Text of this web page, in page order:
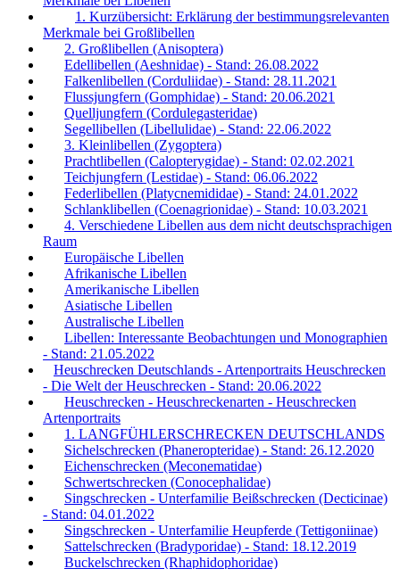
1. Kurzübersicht: Erklärung der bestimmungsrelevanten
Merkmale bei Großlibellen
2. Großlibellen (Anisoptera)
Edellibellen (Aeshnidae) - Stand: 26.08.2022
Falkenlibellen (Corduliidae) - Stand: 28.11.2021
Flussjungfern (Gomphidae) - Stand: 20.06.2021
Quelljungfern (Cordulegasteridae)
Segellibellen (Libellulidae) - Stand: 22.06.2022
3. Kleinlibellen (Zygoptera)
Prachtlibellen (Calopterygidae) - Stand: 02.02.2021
Teichjungfern (Lestidae) - Stand: 06.06.2022
Federlibellen (Platycnemididae) - Stand: 24.01.2022
Schlanklibellen (Coenagrionidae) - Stand: 10.03.2021
4. Verschiedene Libellen aus dem nicht deutschsprachigen
Raum
Europäische Libellen
Afrikanische Libellen
Amerikanische Libellen
Asiatische Libellen
Australische Libellen
Libellen: Interessante Beobachtungen und Monographien
- Stand: 21.05.2022
Heuschrecken Deutschlands - Artenportraits Heuschrecken
- Die Welt der Heuschrecken - Stand: 20.06.2022
Heuschrecken - Heuschreckenarten - Heuschrecken
Artenportraits
1. LANGFÜHLERSCHRECKEN DEUTSCHLANDS
Sichelschrecken (Phaneropteridae) - Stand: 26.12.2020
Eichenschrecken (Meconematidae)
Schwertschrecken (Conocephalidae)
Singschrecken - Unterfamilie Beißschrecken (Decticinae)
- Stand: 04.01.2022
Singschrecken - Unterfamilie Heupferde (Tettigoniinae)
Sattelschrecken (Bradyporidae) - Stand: 18.12.2019
Buckelschrecken (Rhaphidophoridae)